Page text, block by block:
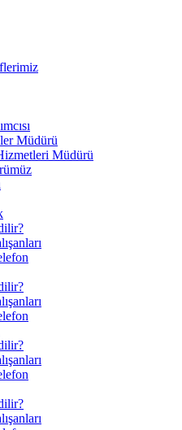
Müdürü
Müdürü